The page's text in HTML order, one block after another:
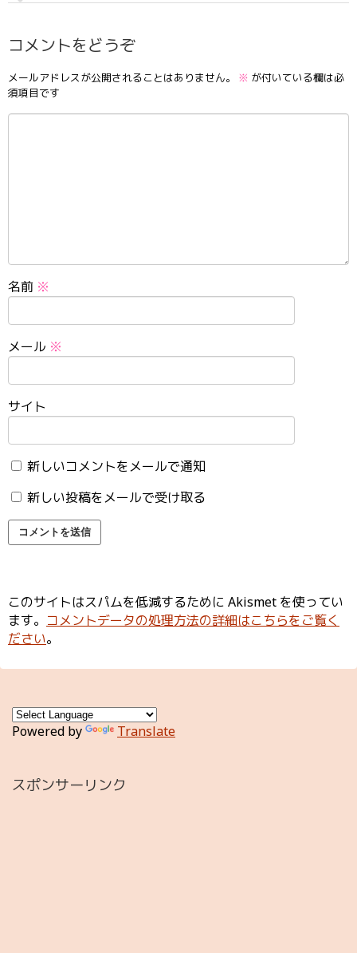
コメントをどうぞ
メールアドレスが公開されることはありません。 ※ が付いている欄は必
須項目です
名前 ※
メール ※
サイト
新しいコメントをメールで通知
新しい投稿をメールで受け取る
このサイトはスパムを低減するために Akismet を使ってい
ます。 コメントデータの処理方法の詳細はこちらをご覧く
ださい。
Powered by Translate
スポンサーリンク